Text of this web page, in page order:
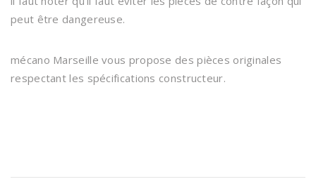
peut être dangereuse.
mécano Marseille vous propose des pièces originales
respectant les spécifications constructeur.